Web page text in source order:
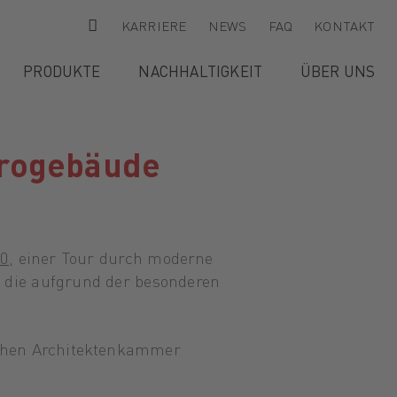
PRODUKTE NACHHALTIGKEIT ÜBER UNS
KARRIERE NEWS FAQ KONTAKT
, einer Tour durch moderne
aufgrund der besonderen
Architektenkammer